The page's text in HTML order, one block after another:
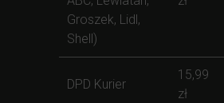
Groszek, Lidl,
Shell)
DPD Kurier
15,99
zł